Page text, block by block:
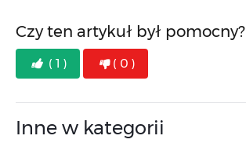
Czy ten artykuł był pomocny?
( 1 ) ( 0 )
Inne w kategorii